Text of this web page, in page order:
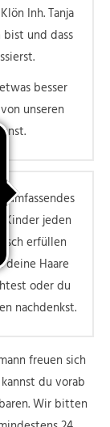
Inh. Tanja
und dass
besser
unseren
Kinder jeden
erfüllen
Haare
oder du
nachdenkst.
freuen sich
du vorab
Wir bitten